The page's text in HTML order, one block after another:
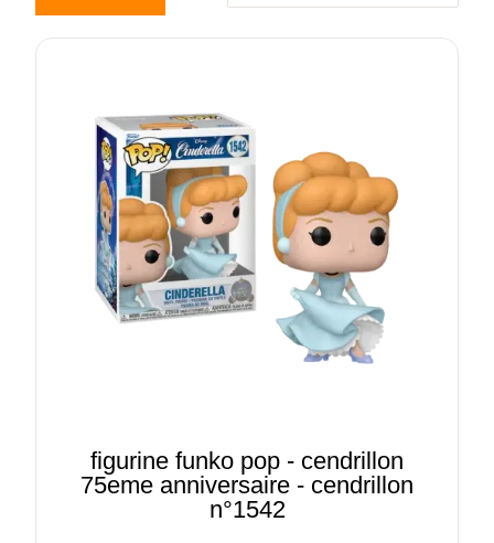
figurine funko pop - cendrillon
75eme anniversaire - cendrillon
n°1542